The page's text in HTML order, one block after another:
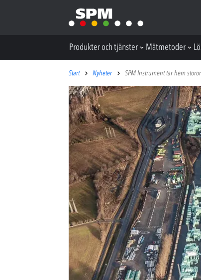
Produkter och tjänster Mätmetoder
Start Nyheter SPM Instrument tar hem